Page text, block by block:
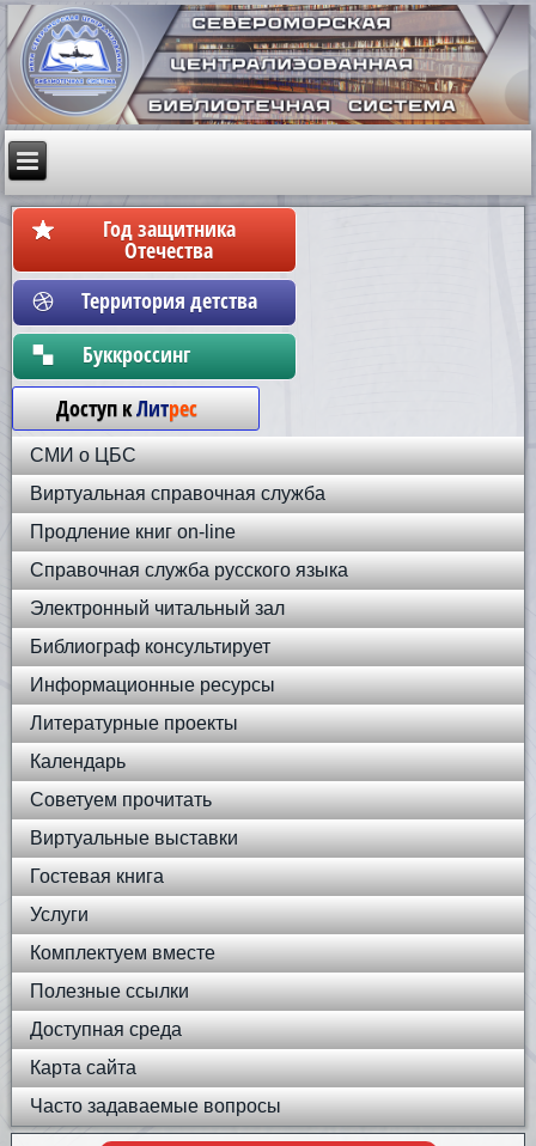
Год защитника
Отечества
Территория детства
Бyккpoccинг
Доступ кЛитрес
СМИ о ЦБС
Виртуальная справочная служба
Продление книг on-line
Справочная служба русского языка
Электронный читальный зал
Библиограф консультирует
Информационные ресурсы
Литературные проекты
Календарь
Советуем прочитать
Виртуальные выставки
Гостевая книга
Услуги
Комплектуем вместе
Полезные ссылки
Доступная среда
Карта сайта
Часто задаваемые вопросы